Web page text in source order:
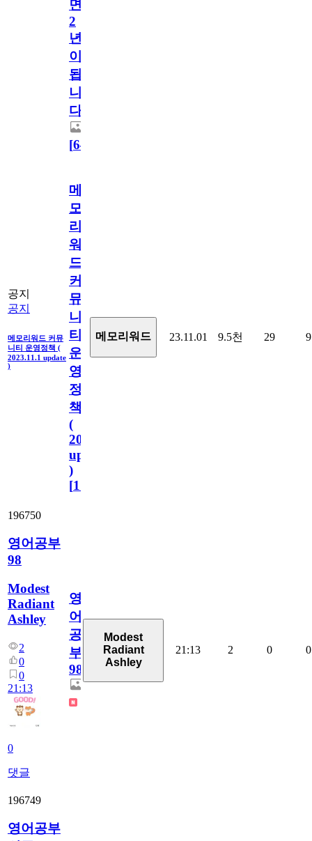
면
2
년
이
됩
니
다.
[64
공지
공지
메모리워드 커뮤
니티 운영정책 (
2023.11.1 update
)
메
모
리
워
드
커
뮤
니
티
운
영
정
책
(
2023.11.1
update
)
[110
메모리워드 23.11.01 9.5천 29 9
196750
영어공부
98
Modest
Radiant
Ashley
2
0
0
21:13
0
댓글
영
어
공
부
98
Modest
Radiant
Ashley
21:13 2 0 0
196749
영어공부